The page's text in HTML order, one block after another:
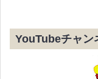
YouTubeチャン